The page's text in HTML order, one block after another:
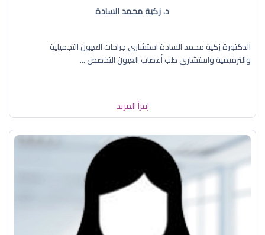
د. زكية محمد السادة
الدكتورة زكية محمد السادة استشاري جراحات العيون التجميلية
والترميمية واستشاري طب أعصاب العيون التخصص ...
إقرأ المزيد